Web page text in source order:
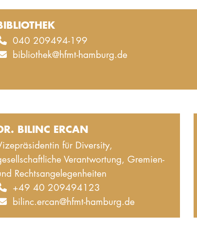
040 209494-199
bibliothek@hfmt-hamburg.de
BILINC ERCAN
für Diversity,
Verantwortung, Gremien-
Rechtsangelegenheiten
+49 40 209494123
bilinc.ercan@hfmt-hamburg.de